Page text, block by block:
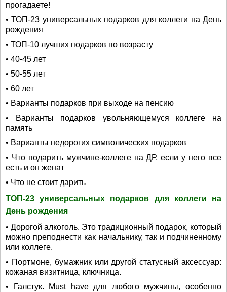
прогадаете!
• ТОП-23 универсальных подарков для коллеги на День
рождения
• ТОП-10 лучших подарков по возрасту
• 40-45 лет
• 50-55 лет
• 60 лет
• Варианты подарков при выходе на пенсию
• Варианты подарков увольняющемуся коллеге на
память
• Варианты недорогих символических подарков
• Что подарить мужчине-коллеге на ДР, если у него все
есть и он женат
• Что не стоит дарить
ТОП-23 универсальных подарков для коллеги на
День рождения
• Дорогой алкоголь. Это традиционный подарок, который
можно преподнести как начальнику, так и подчиненному
или коллеге.
• Портмоне, бумажник или другой статусный аксессуар:
кожаная визитница, ключница.
• Галстук. Must have для любого мужчины, особенно